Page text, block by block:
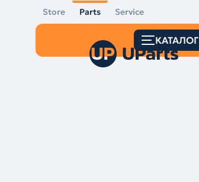
Store Parts Service
КАТАЛОГ